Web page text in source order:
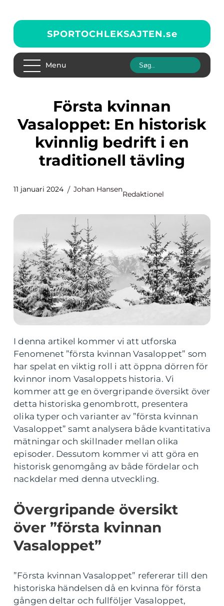
SPORTOCHLEKSAJTEN.se
Menu
Första kvinnan
Vasaloppet: En historisk
kvinnlig bedrift i en
traditionell tävling
11 januari 2024 Johan Hansen
Redaktionel
I denna artikel kommer vi att utforska
Fenomenet ”första kvinnan Vasaloppet” som
har spelat en viktig roll i att öppna dörren för
kvinnor inom Vasaloppets historia. Vi
kommer att ge en övergripande översikt över
detta historiska genombrott, presentera
olika typer och varianter av ”första kvinnan
Vasaloppet” samt analysera både kvantitativa
mätningar och skillnader mellan olika
episoder. Dessutom kommer vi att göra en
historisk genomgång av både fördelar och
nackdelar med denna utveckling.
Övergripande översikt
över ”första kvinnan
Vasaloppet”
”Första kvinnan Vasaloppet” refererar till den
historiska händelsen då en kvinna för första
gången deltar och fullföljer Vasaloppet,